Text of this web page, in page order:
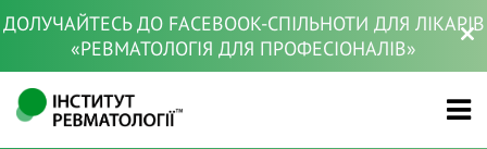
ДОЛУЧАЙТЕСЬ ДО FACEBOOK-СПІЛЬНОТИ ДЛЯ ЛІКАРІВ
«РЕВМАТОЛОГІЯ ДЛЯ ПРОФЕСІОНАЛІВ»